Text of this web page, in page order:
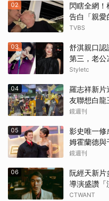
《震盪效應》(2015)
《網住愛情》（2004）
其他（歡迎貼文分享）
02
閃瞎全網
告白「親愛
TVBS
03
舒淇親口認
第三，老公
翻網友
Styletc
04
羅志祥新
友聯想白龍
鏡週刊
05
影史唯一
姆霍蘭德與
鏡週刊
06
阮經天新
導演盛讚「
CTWANT